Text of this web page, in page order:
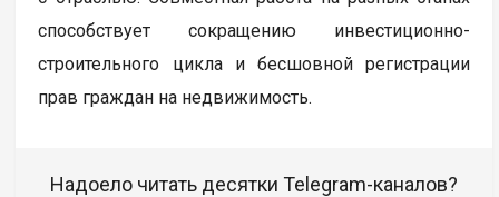
способствует сокращению инвестиционно-
строительного цикла и бесшовной регистрации
прав граждан на недвижимость.
Надоело читать десятки Telegram-каналов?